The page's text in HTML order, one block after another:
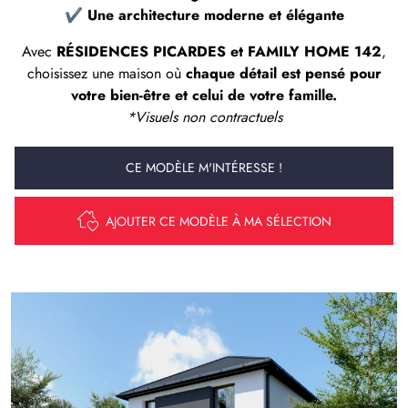
✔ Une architecture moderne et élégante
Avec RÉSIDENCES PICARDES et FAMILY HOME 142,
choisissez une maison où chaque détail est pensé pour
votre bien-être et celui de votre famille.
*Visuels non contractuels
CE MODÈLE M'INTÉRESSE !
AJOUTER CE MODÈLE À MA SÉLECTION